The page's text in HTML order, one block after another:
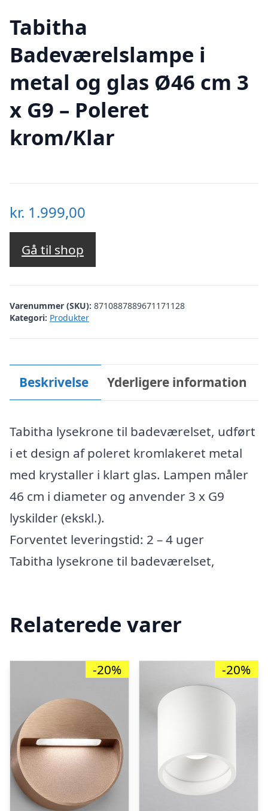
Tabitha
Badeværelslampe i
metal og glas Ø46 cm 3
x G9 – Poleret
krom/Klar
kr. 1.999,00
Gå til shop
Varenummer (SKU): 8710887889671171128
Kategori: Produkter
Beskrivelse Yderligere information
Tabitha lysekrone til badeværelset, udført
i et design af poleret kromlakeret metal
med krystaller i klart glas. Lampen måler
46 cm i diameter og anvender 3 x G9
lyskilder (ekskl.).
Forventet leveringstid: 2 – 4 uger
Tabitha lysekrone til badeværelset,
Relaterede varer
-20% -20%